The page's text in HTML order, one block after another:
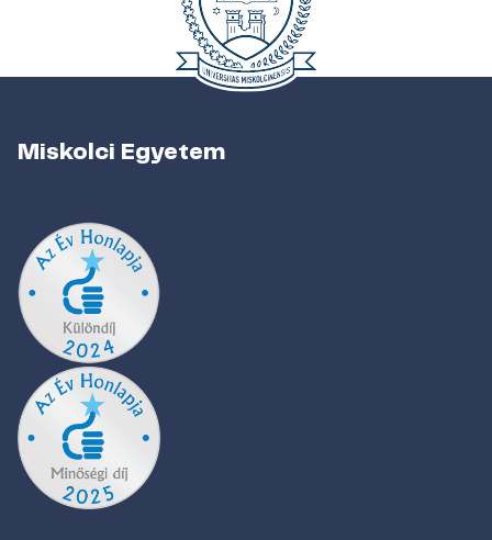
Miskolci Egyetem